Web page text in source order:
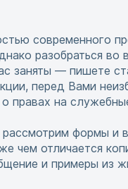
современного
разобраться во
заняты — пишете
перед Вами
правах на
формы и
чем отличается
и примеры из